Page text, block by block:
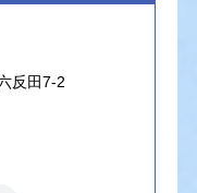
反田7-2